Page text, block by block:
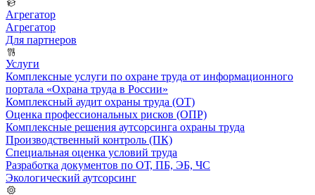
Агрегатор
Агрегатор
Для партнеров
Услуги
Комплексные услуги по охране труда от информационного
портала «Охрана труда в России»
Комплексный аудит охраны труда (ОТ)
Оценка профессиональных рисков (ОПР)
Комплексные решения аутсорсинга охраны труда
Производственный контроль (ПК)
Специальная оценка условий труда
Разработка документов по ОТ, ПБ, ЭБ, ЧС
Экологический аутсорсинг